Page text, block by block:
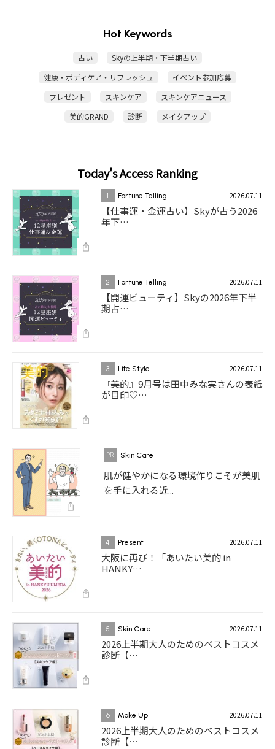
Hot Keywords
占い
Skyの上半期・下半期占い
健康・ボディケア・リフレッシュ
イベント参加応募
プレゼント
スキンケア
スキンケアニュース
美的GRAND
診断 メイクアップ
Today's Access Ranking
1 Fortune Telling 2026.07.11
【仕事運・金運占い】Skyが占う2026
年下…
2 Fortune Telling 2026.07.11
【開運ビューティ】Skyの2026年下半
期占…
3 Life Style 2026.07.11
『美的』9月号は田中みな実さんの表紙
が目印♡…
Skin Care
肌が健やかになる環境作りこそが美肌
を手に入れる近...
4 Present 2026.07.11
大阪に再び！「あいたい美的 in
HANKY…
5 Skin Care 2026.07.11
2026上半期大人のためのベストコスメ
診断【…
6 Make Up 2026.07.11
2026上半期大人のためのベストコスメ
診断【…